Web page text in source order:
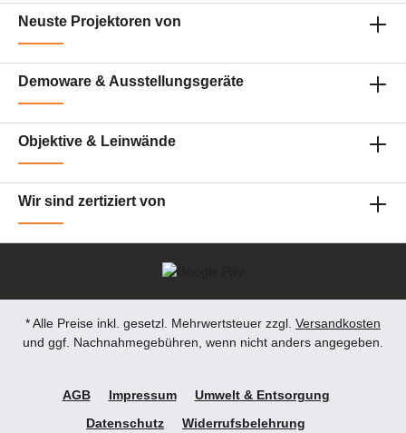
Neuste Projektoren von
Demoware & Ausstellungsgeräte
Objektive & Leinwände
Wir sind zertiziert von
* Alle Preise inkl. gesetzl. Mehrwertsteuer zzgl. Versandkosten
und ggf. Nachnahmegebühren, wenn nicht anders angegeben.
AGB Impressum
Umwelt & Entsorgung
Datenschutz
Widerrufsbelehrung